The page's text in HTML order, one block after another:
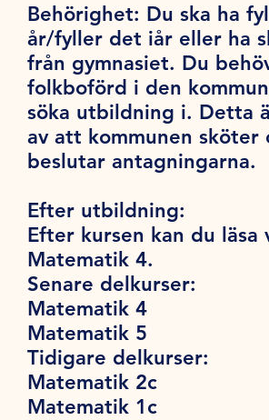
Behörighet: Du ska ha
år/fyller det iår eller ha
från gymnasiet. Du
folkboförd i den
söka utbildning i. Detta
av att kommunen sköter
beslutar antagningarna.
Efter utbildning:
Efter kursen kan du läsa
Matematik 4.
Senare delkurser:
Matematik 4
Matematik 5
Tidigare delkurser:
Matematik 2c
Matematik 1c